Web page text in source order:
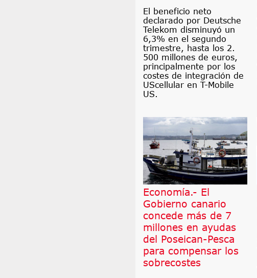
El beneficio neto
declarado por Deutsche
Telekom disminuyó un
6,3% en el segundo
trimestre, hasta los 2.
500 millones de euros,
principalmente por los
costes de integración de
UScellular en T-Mobile
US.
Economía.- El
Gobierno canario
concede más de 7
millones en ayudas
del Poseican-Pesca
para compensar los
sobrecostes